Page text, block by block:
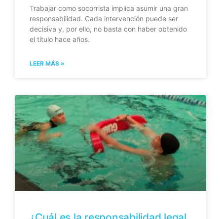
Trabajar como socorrista implica asumir una gran
responsabilidad. Cada intervención puede ser
decisiva y, por ello, no basta con haber obtenido
el título hace años.
LEER MÁS »